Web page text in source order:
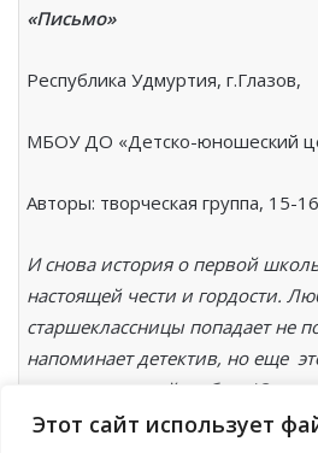
Этот сайт использует
«Письмо»
Республика Удмуртия, г.Глазов,
МБОУ ДО «Детско-юношеский
Авторы: творческая группа, 15-
И снова история о первой
настоящей чести и гордости.
старшеклассницы попадает не
напоминает детектив, но еще
о неразделенной любви. Юные
очень правдивы.